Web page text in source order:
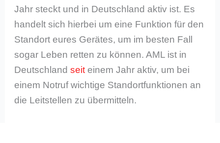
Jahr steckt und in Deutschland aktiv ist. Es
handelt sich hierbei um eine Funktion für den
Standort eures Gerätes, um im besten Fall
sogar Leben retten zu können. AML ist in
Deutschlandseiteinem Jahr aktiv, um bei
einem Notruf wichtige Standortfunktionen an
die Leitstellen zu übermitteln.